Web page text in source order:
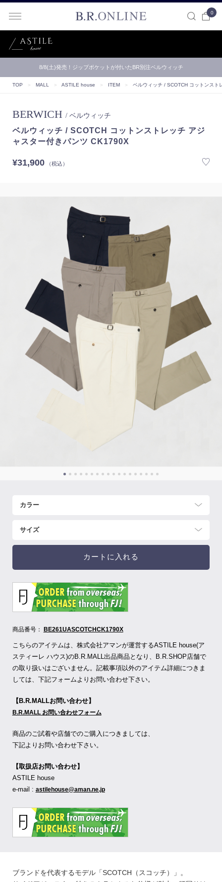
0
【B.R.ONLINE】一部店舗の夏期休業期間とお盆期間による配…
TOP ＞ MALL ＞ ASTILE house ＞ ITEM ＞ ベルウィッチ / SCOTCH コットンス
BERWICH / ベルウィッチ
ベルウィッチ / SCOTCH コットンストレッチ アジ
ャスター付きパンツ CK1790X
¥31,900（税込）
カートに入れる
商品番号： BE261UASCOTCHCK1790X
こちらのアイテムは、 株式会社アマンが運営するASTILE house(ア
スティーレ ハウス)のB.R.MALL出品商品となり、B.R.SHOP店舗で
の取り扱いはございません。記載事項以外のアイテム詳細につきま
しては、下記フォームよりお問い合わせ下さい。
【B.R.MALLお問い合わせ】
B.R.MALL お問い合わせフォーム
商品のご試着や店舗でのご購入につきましては、
下記よりお問い合わせ下さい。
【取扱店お問い合わせ】
ASTILE house
e-mail : astilehouse@aman.ne.jp
ブランドを代表するモデル「SCOTCH（スコッチ）」。